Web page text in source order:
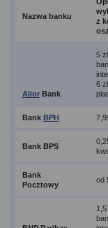
Nazwa banku
z
AliorBank
5
6
Bank BPH
Bank BPS
Bank
Pocztowy
od